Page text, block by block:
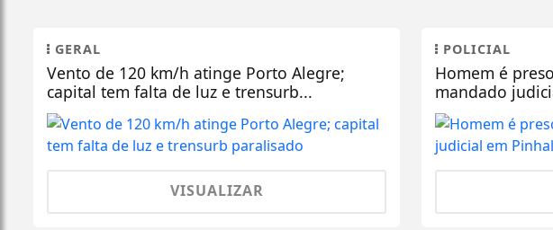
GERAL
Vento de 120 km/h atinge Porto Alegre;
capital tem falta de luz e trensurb...
VISUALIZAR
POLICIAL
Homem é
mandado